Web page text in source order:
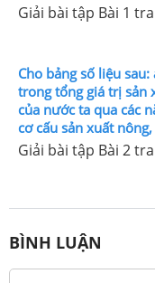
Giải bài tập Bài 1
Cho bảng số liệu
trong tổng giá trị sản
của nước ta qua các
cơ cấu sản xuất
Giải bài tập Bài 2
BÌNH LUẬN